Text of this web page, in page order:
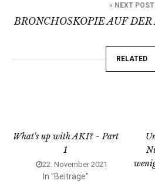
« NEXT POST
BRONCHOSKOPIE AUF
RELATED
What's up with AKI? - Part
1
22. November 2021
In "Beiträge"